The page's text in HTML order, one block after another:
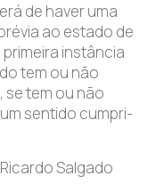
de haver uma
ao estado de
instância
tem ou não
tem ou não
sentido cumpri-
Salgado